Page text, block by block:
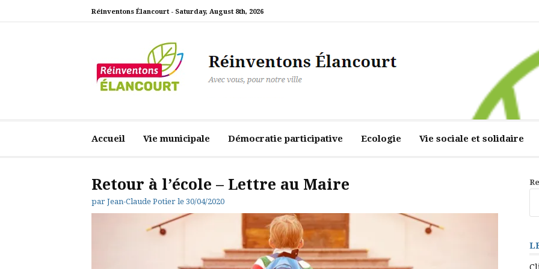
Réinventons Élancourt - Saturday, August 8th, 2026
Accueil Vie municipale Démocratie participative Ecologie Vie sociale et solidaire
Retour à l’école – Lettre au Maire
par Jean-Claude Potier le 30/04/2020